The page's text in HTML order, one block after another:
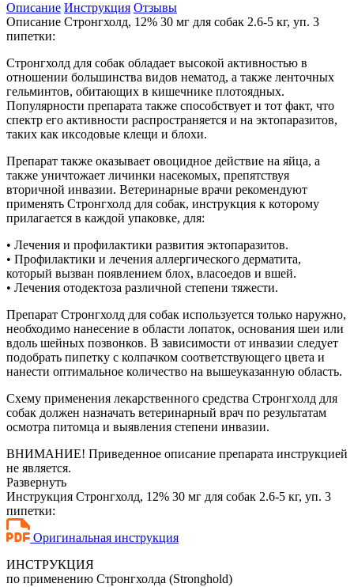
Описание Инструкция Отзывы
Описание Стронгхолд, 12% 30 мг для собак 2.6-5 кг, уп. 3
пипетки:
Стронгхолд для собак обладает высокой активностью в
отношении большинства видов нематод, а также ленточных
гельминтов, обитающих в кишечнике плотоядных.
Популярности препарата также способствует и тот факт, что
спектр его активности распространяется и на эктопаразитов,
таких как иксодовые клещи и блохи.
Препарат также оказывает овоцидное действие на яйца, а
также уничтожает личинки насекомых, препятствуя
вторичной инвазии. Ветеринарные врачи рекомендуют
применять Стронгхолд для собак, инструкция к которому
прилагается в каждой упаковке, для:
• Лечения и профилактики развития эктопаразитов.
• Профилактики и лечения аллергического дерматита,
который вызван появлением блох, власоедов и вшей.
• Лечения отодектоза различной степени тяжести.
Препарат Стронгхолд для собак используется только наружно,
необходимо нанесение в области лопаток, основания шеи или
вдоль шейных позвонков. В зависимости от инвазии следует
подобрать пипетку с колпачком соответствующего цвета и
нанести оптимальное количество на вышеуказанную область.
Схему применения лекарственного средства Стронгхолд для
собак должен назначать ветеринарный врач по результатам
осмотра питомца и выявления степени инвазии.
ВНИМАНИЕ! Приведенное описание препарата инструкцией
не является.
Развернуть
Инструкция Стронгхолд, 12% 30 мг для собак 2.6-5 кг, уп. 3
пипетки:
Оригинальная инструкция
ИНСТРУКЦИЯ
по применению Стронгхолда (Stronghold)